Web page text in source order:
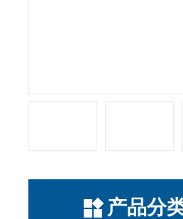
产品分